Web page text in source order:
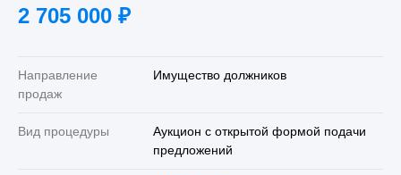
2 705 000 ₽
Направление
продаж
Имущество должников
Вид процедуры
Аукцион с открытой формой подачи
предложений